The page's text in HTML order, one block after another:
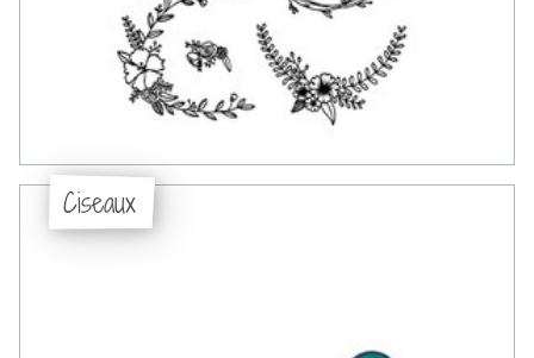
Ciseaux